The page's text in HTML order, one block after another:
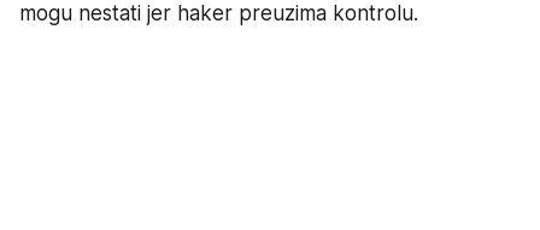
mogu nestati jer haker preuzima kontrolu.